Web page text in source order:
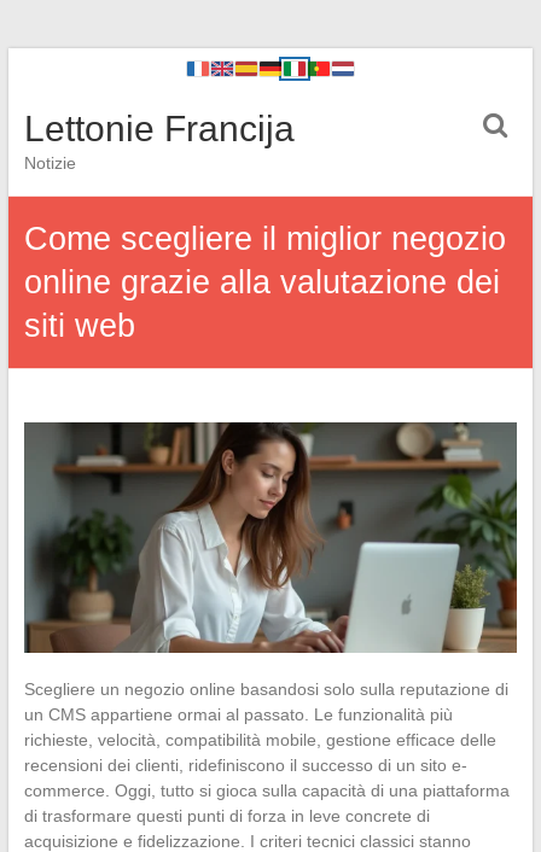
Lettonie Francija
Notizie
Come scegliere il miglior negozio
online grazie alla valutazione dei
siti web
Scegliere un negozio online basandosi solo sulla reputazione di
un CMS appartiene ormai al passato. Le funzionalità più
richieste, velocità, compatibilità mobile, gestione efficace delle
recensioni dei clienti, ridefiniscono il successo di un sito e-
commerce. Oggi, tutto si gioca sulla capacità di una piattaforma
di trasformare questi punti di forza in leve concrete di
acquisizione e fidelizzazione. I criteri tecnici classici stanno